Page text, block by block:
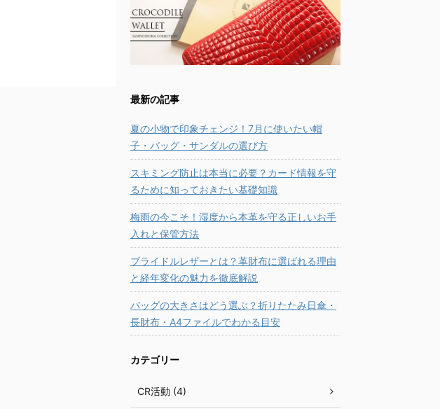
最新の記事
夏の小物で印象チェンジ！7月に使いたい帽
子・バッグ・サンダルの選び方
スキミング防止は本当に必要？カード情報を守
るために知っておきたい基礎知識
梅雨の今こそ！湿度から本革を守る正しいお手
入れと保管方法
ブライドルレザーとは？革財布に選ばれる理由
と経年変化の魅力を徹底解説
バッグの大きさはどう選ぶ？折りたたみ日傘・
長財布・A4ファイルでわかる目安
カテゴリー
CR活動 (4)